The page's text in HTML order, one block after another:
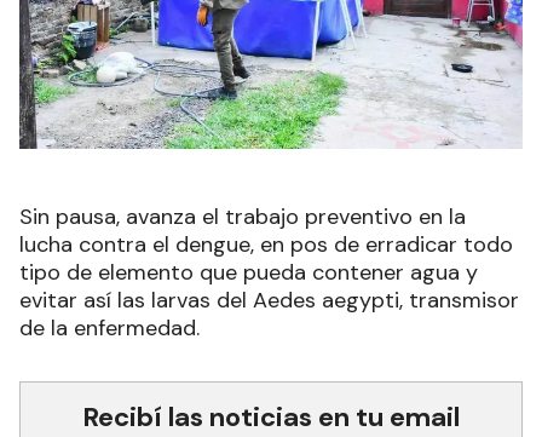
Sin pausa, avanza el trabajo preventivo en la
lucha contra el dengue, en pos de erradicar todo
tipo de elemento que pueda contener agua y
evitar así las larvas del Aedes aegypti, transmisor
de la enfermedad.
Recibí las noticias en tu email